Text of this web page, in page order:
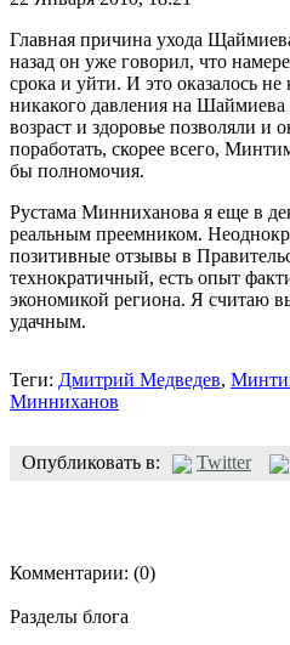
Главная причина ухода
назад он уже говорил, что
срока и уйти. И это оказалось
никакого давления на
возраст и здоровье позволяли
поработать, скорее всего,
бы полномочия.
Рустама Минниханова я еще в
реальным преемником.
позитивные отзывы в
технократичный, есть опыт
экономикой региона. Я считаю
удачным.
Теги: Дмитрий Медведев,
Минниханов
Опубликовать в: Twitter
Комментарии: (0)
Разделы блога